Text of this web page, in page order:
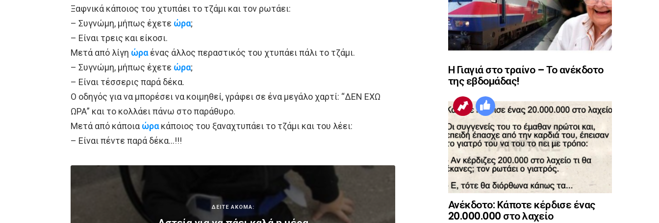
Ξαφνικά κάποιος του χτυπάει το τζάμι και τον ρωτάει:
– Συγνώμη, μήπως έχετε ώρα;
– Είναι τρεις και είκοσι.
Μετά από λίγη ώραένας άλλος περαστικός του χτυπάει πάλι το τζάμι.
– Συγνώμη, μήπως έχετε ώρα;
– Είναι τέσσερις παρά δέκα.
Ο οδηγός για να μπορέσει να κοιμηθεί, γράφει σε ένα μεγάλο χαρτί: “ΔΕΝ ΕΧΩ
ΩΡΑ” και το κολλάει πάνω στο παράθυρο.
Μετά από κάποιαώρακάποιος του ξαναχτυπάει το τζάμι και του λέει:
– Είναι πέντε παρά δέκα…!!!
ΔΕΙΤΕ ΑΚΟΜΑ:
Η Γιαγιά στο τραίνο – Το ανέκδοτο
της εβδομάδας!
Ανέκδοτο: Κάποτε κέρδισε ένας
20.000.000 στο λαχείο